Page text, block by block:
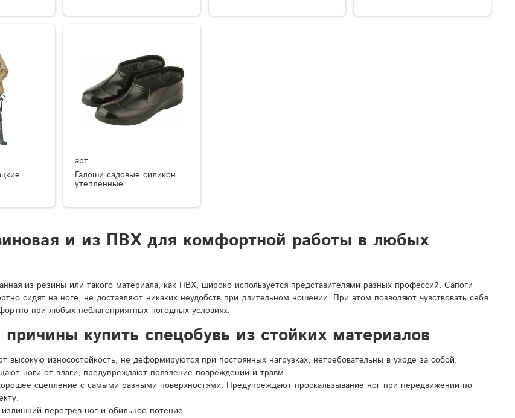
арт.
Галоши садовые силикон
утепленные
и из ПВХ для комфортной работы в любых
из резины или такого материала, как ПВХ, широко используется представителями разных профессий. Сапоги
сидят на ноге, не доставляют никаких неудобств при длительном ношении. При этом позволяют чувствовать себя
при любых неблагоприятных погодных условиях.
купить спецобувь из стойких материалов
высокую износостойкость, не деформируются при постоянных нагрузках, нетребовательны в уходе за собой.
ноги от влаги, предупреждают появление повреждений и травм.
сцепление с самыми разными поверхностями. Предупреждают проскальзывание ног при передвижении по
перегрев ног и обильное потение.